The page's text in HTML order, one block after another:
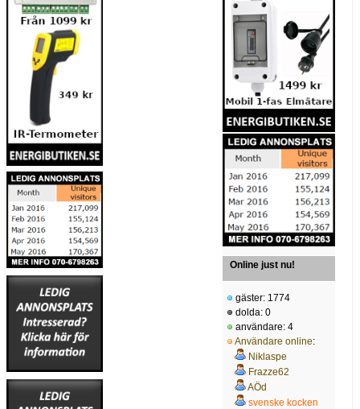
Online just nu!
gäster: 1774
dolda: 0
användare: 4
Användare online:
Niklaspe
Frazze62
AÖd
svenske kocken